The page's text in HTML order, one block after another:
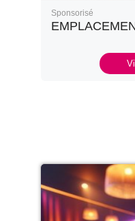
Sponsorisé